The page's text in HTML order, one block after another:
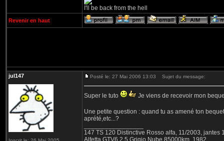
I'll be back from the hell
Revenir en haut
jul147 Posté le: 27 Mai 2006 13:03 Sujet du message:
Super le tuto Je viens de recevoir mon
Une petite question : quand tu as amené ton
aprété,etc...?
147 TS 120 Distinctive Rosso alfa, 11/2003, jantes
Alfetta GTV6 2.5 Grigio Nube 85000km, 1982.